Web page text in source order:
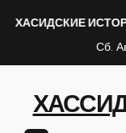
ИСТОРИИ
Сб.